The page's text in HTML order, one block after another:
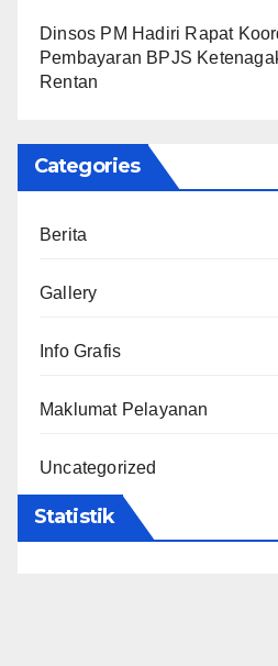
Dinsos PM Hadiri Rapat
Pembayaran BPJS
Rentan
Categories
Berita
Gallery
Info Grafis
Maklumat Pelayanan
Uncategorized
Statistik